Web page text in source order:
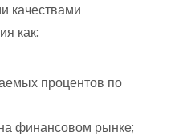
качествами
как:
процентов по
финансовом рынке;